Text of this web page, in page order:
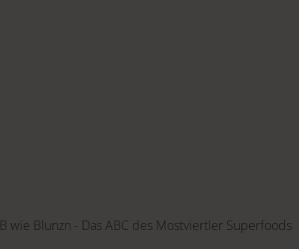
B wie Blunzn - Das ABC des Mostviertler Superfoods